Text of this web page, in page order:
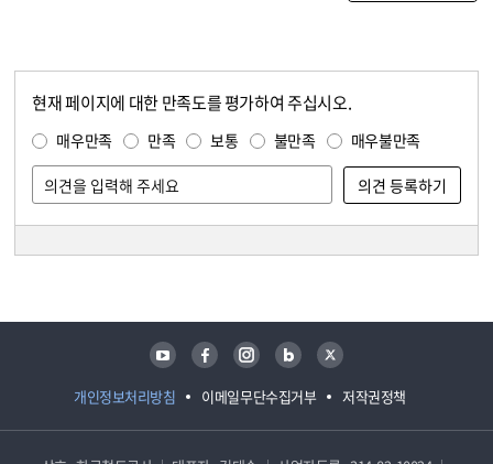
현재 페이지에 대한 만족도를 평가하여 주십시오.
매우만족 만족 보통 불만족 매우불만족
개인정보처리방침 이메일무단수집거부 저작권정책
유튜브 페이스북 인스타그램 블로그 트위터